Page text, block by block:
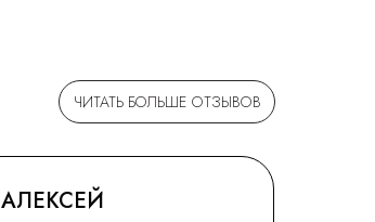
ЧИТАТЬ БОЛЬШЕ ОТЗЫВОВ
АЛЕКСЕЙ